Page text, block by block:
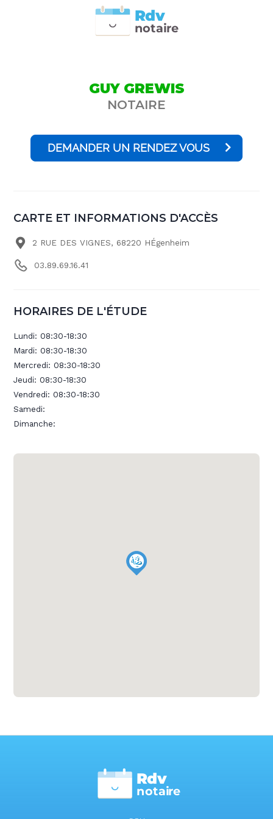
notaire
Rdv
GUY GREWIS
NOTAIRE
DEMANDER UN RENDEZ VOUS
CARTE ET INFORMATIONS D'ACCÈS
2 RUE DES VIGNES, 68220 HÉgenheim
03.89.69.16.41
HORAIRES DE L'ÉTUDE
Lundi:08:30-18:30
Mardi:08:30-18:30
Mercredi:08:30-18:30
Jeudi:08:30-18:30
Vendredi:08:30-18:30
Samedi:
Dimanche:
notaire
Rdv